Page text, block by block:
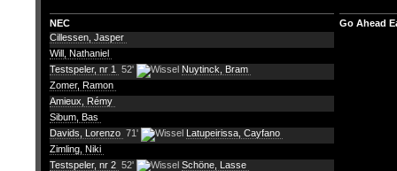
NEC
Go Ahead
Cillessen, Jasper
Will, Nathaniel
Testspeler, nr 1
52'
Nuytinck, Bram
Zomer, Ramon
Amieux, Rémy
Sibum, Bas
Davids, Lorenzo 71'
Latupeirissa, Cayfano
Zimling, Niki
Testspeler, nr 2 52'
Schöne, Lasse